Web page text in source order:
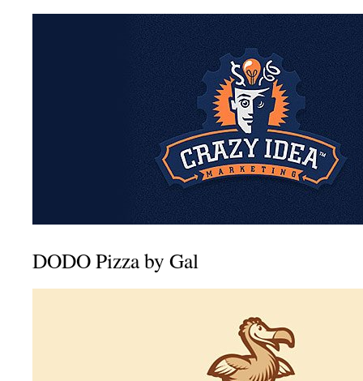
DODO Pizza by Gal